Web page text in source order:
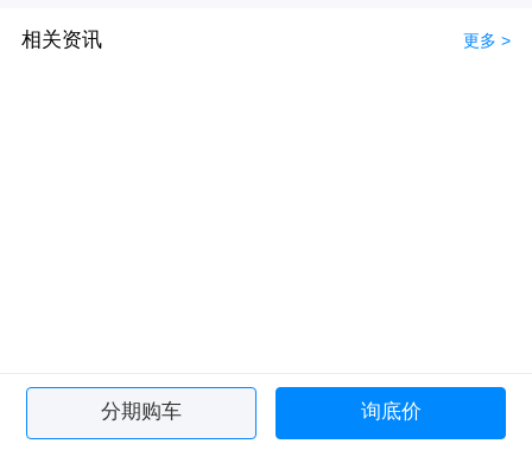
相关资讯 更多 >
分期购车 询底价